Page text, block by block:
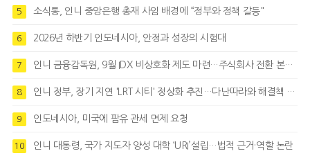
5 소식통, 인니 중앙은행 총재 사임 배경에 “정부와 정책 갈등"
6 2026년 하반기 인도네시아, 안정과 성장의 시험대
7 인니 금융감독원, 9월 IDX 비상호화 제도 마련…주식회사 전환 본격화
8 인니 정부, 장기 지연 'LRT 시티' 정상화 추진…다난따라와 해결책 모색
9 인도네시아, 미국에 팜유 관세 면제 요청
10 인니 대통령, 국가 지도자 양성 대학 ‘URI’설립…법적 근거·역할 논란